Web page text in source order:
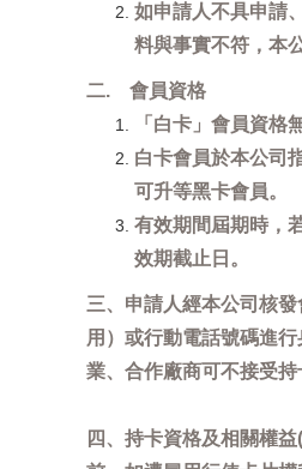
如申請人不具申請
料與事實不符，本
二. 會員資格
「白卡」會員資格
白卡會員於本公司
可升等黑卡會員。
有效期間屆期時，
效期截止日。
三、申請人經本公司核
用）或行動電話號碼進
業、合作廠商可不接受持
四、持卡資格及相關權